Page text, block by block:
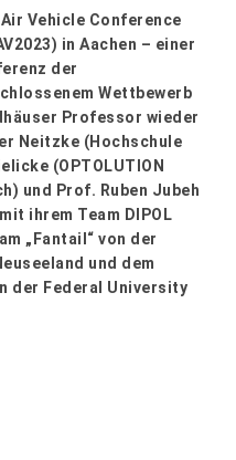
Vehicle Conference
in Aachen – einer
der
Wettbewerb
Professor wieder
Neitzke (Hochschule
(OPTOLUTION
und Prof. Ruben Jubeh
ihrem Team DIPOL
„Fantail“ von der
und dem
der Federal University